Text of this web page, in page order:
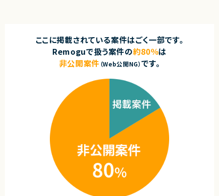
・AIツールを積極的に活用できる方
・プロダクト志向で開発に携わりたい方
・技術トレンドをキャッチアップできる方
・ビジネスやデザイン領域にも興味がある方
業務委託(準委任契約)
株式会社LASSIC
エージェントから
◎AIツールを前提とした最先端の開発環境でスキルアップできます！
◎フルリモート・裁量労働制で柔軟な働き方が可能です！
◎技術選定や設計フェーズから主体的に関われる環境です！
◎自社サービスと受託の両方に携われるため、幅広い経験が積めます！
・要件整理、設計、実装、レビュー、改善提案
・Webアプリケーション開発の実務経験（5年以上）
・TypeScript、React.js、Next.jsにおける開発経験（5年以上）
・開発者のリードやマネジメント、プロセス改善の経験
・クライアントやビジネス側のメンバーとともにチームで開発を行った経験
・機能の設計とミドルウェア選定の経験
・ビジネスレベルの日本語コミュニケーション（日本語メインでの実務経験3
※経験年数は目安です。候補者によってご応募いただいたポジションと別ポ
ジションをご提示させていただく場合がございます。
・パフォーマンス、アクセシビリティ、セキュリティに関する理解
ここに掲載されている案件はごく一部です。
Remoguで扱う案件の約80％は
非公開案件 （Web公開NG）です。